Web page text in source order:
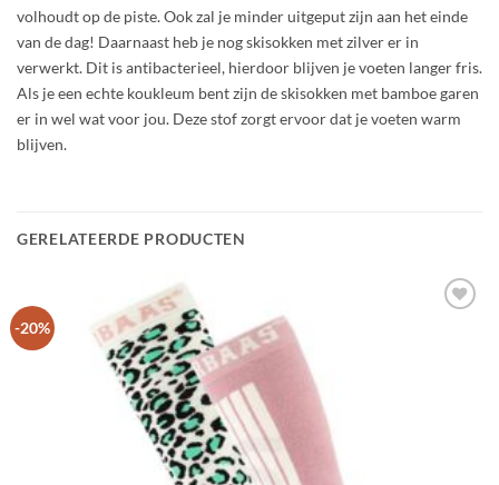
volhoudt op de piste. Ook zal je minder uitgeput zijn aan het einde
van de dag! Daarnaast heb je nog skisokken met zilver er in
verwerkt. Dit is antibacterieel, hierdoor blijven je voeten langer fris.
Als je een echte koukleum bent zijn de skisokken met bamboe garen
er in wel wat voor jou. Deze stof zorgt ervoor dat je voeten warm
blijven.
GERELATEERDE PRODUCTEN
-20%